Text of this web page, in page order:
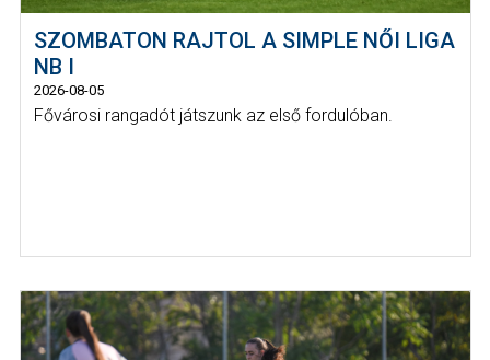
SZOMBATON RAJTOL A SIMPLE NŐI LIGA
NB I
2026-08-05
Fővárosi rangadót játszunk az első fordulóban.